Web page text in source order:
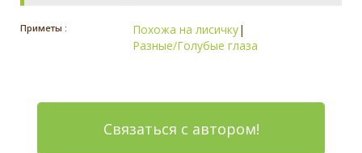
Приметы : Похожа на лисичку|
Разные/Голубые глаза
Связаться с автором!